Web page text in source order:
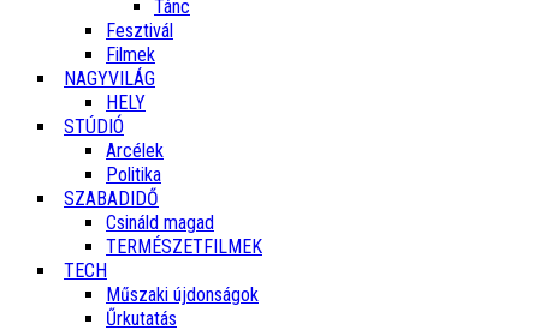
Tánc
Fesztivál
Filmek
NAGYVILÁG
HELY
STÚDIÓ
Arcélek
Politika
SZABADIDŐ
Csináld magad
TERMÉSZETFILMEK
TECH
Műszaki újdonságok
Űrkutatás